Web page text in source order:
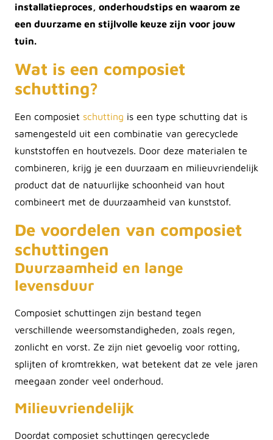
installatieproces, onderhoudstips en waarom ze
een duurzame en stijlvolle keuze zijn voor jouw
tuin.
Wat is een composiet
schutting?
Een composiet schutting is een type schutting dat is
samengesteld uit een combinatie van gerecyclede
kunststoffen en houtvezels. Door deze materialen te
combineren, krijg je een duurzaam en milieuvriendelijk
product dat de natuurlijke schoonheid van hout
combineert met de duurzaamheid van kunststof.
De voordelen van composiet
schuttingen
Duurzaamheid en lange
levensduur
Composiet schuttingen zijn bestand tegen
verschillende weersomstandigheden, zoals regen,
zonlicht en vorst. Ze zijn niet gevoelig voor rotting,
splijten of kromtrekken, wat betekent dat ze vele jaren
meegaan zonder veel onderhoud.
Milieuvriendelijk
Doordat composiet schuttingen gerecyclede